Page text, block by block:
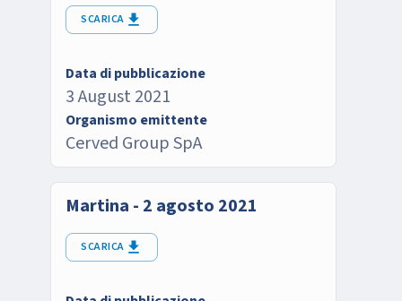
SCARICA
Data di pubblicazione
3 August 2021
Organismo emittente
Cerved Group SpA
Martina - 2 agosto 2021
SCARICA